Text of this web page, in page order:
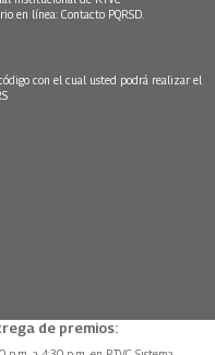
en línea: Contacto PQRSD.
con el cual usted podrá realizar el
de premios: